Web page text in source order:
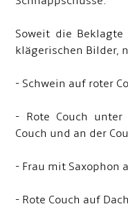
Soweit die
klägerischen Bilder,
- Schwein auf roter
- Rote Couch
Couch und an der
- Frau mit Saxophon
- Rote Couch auf